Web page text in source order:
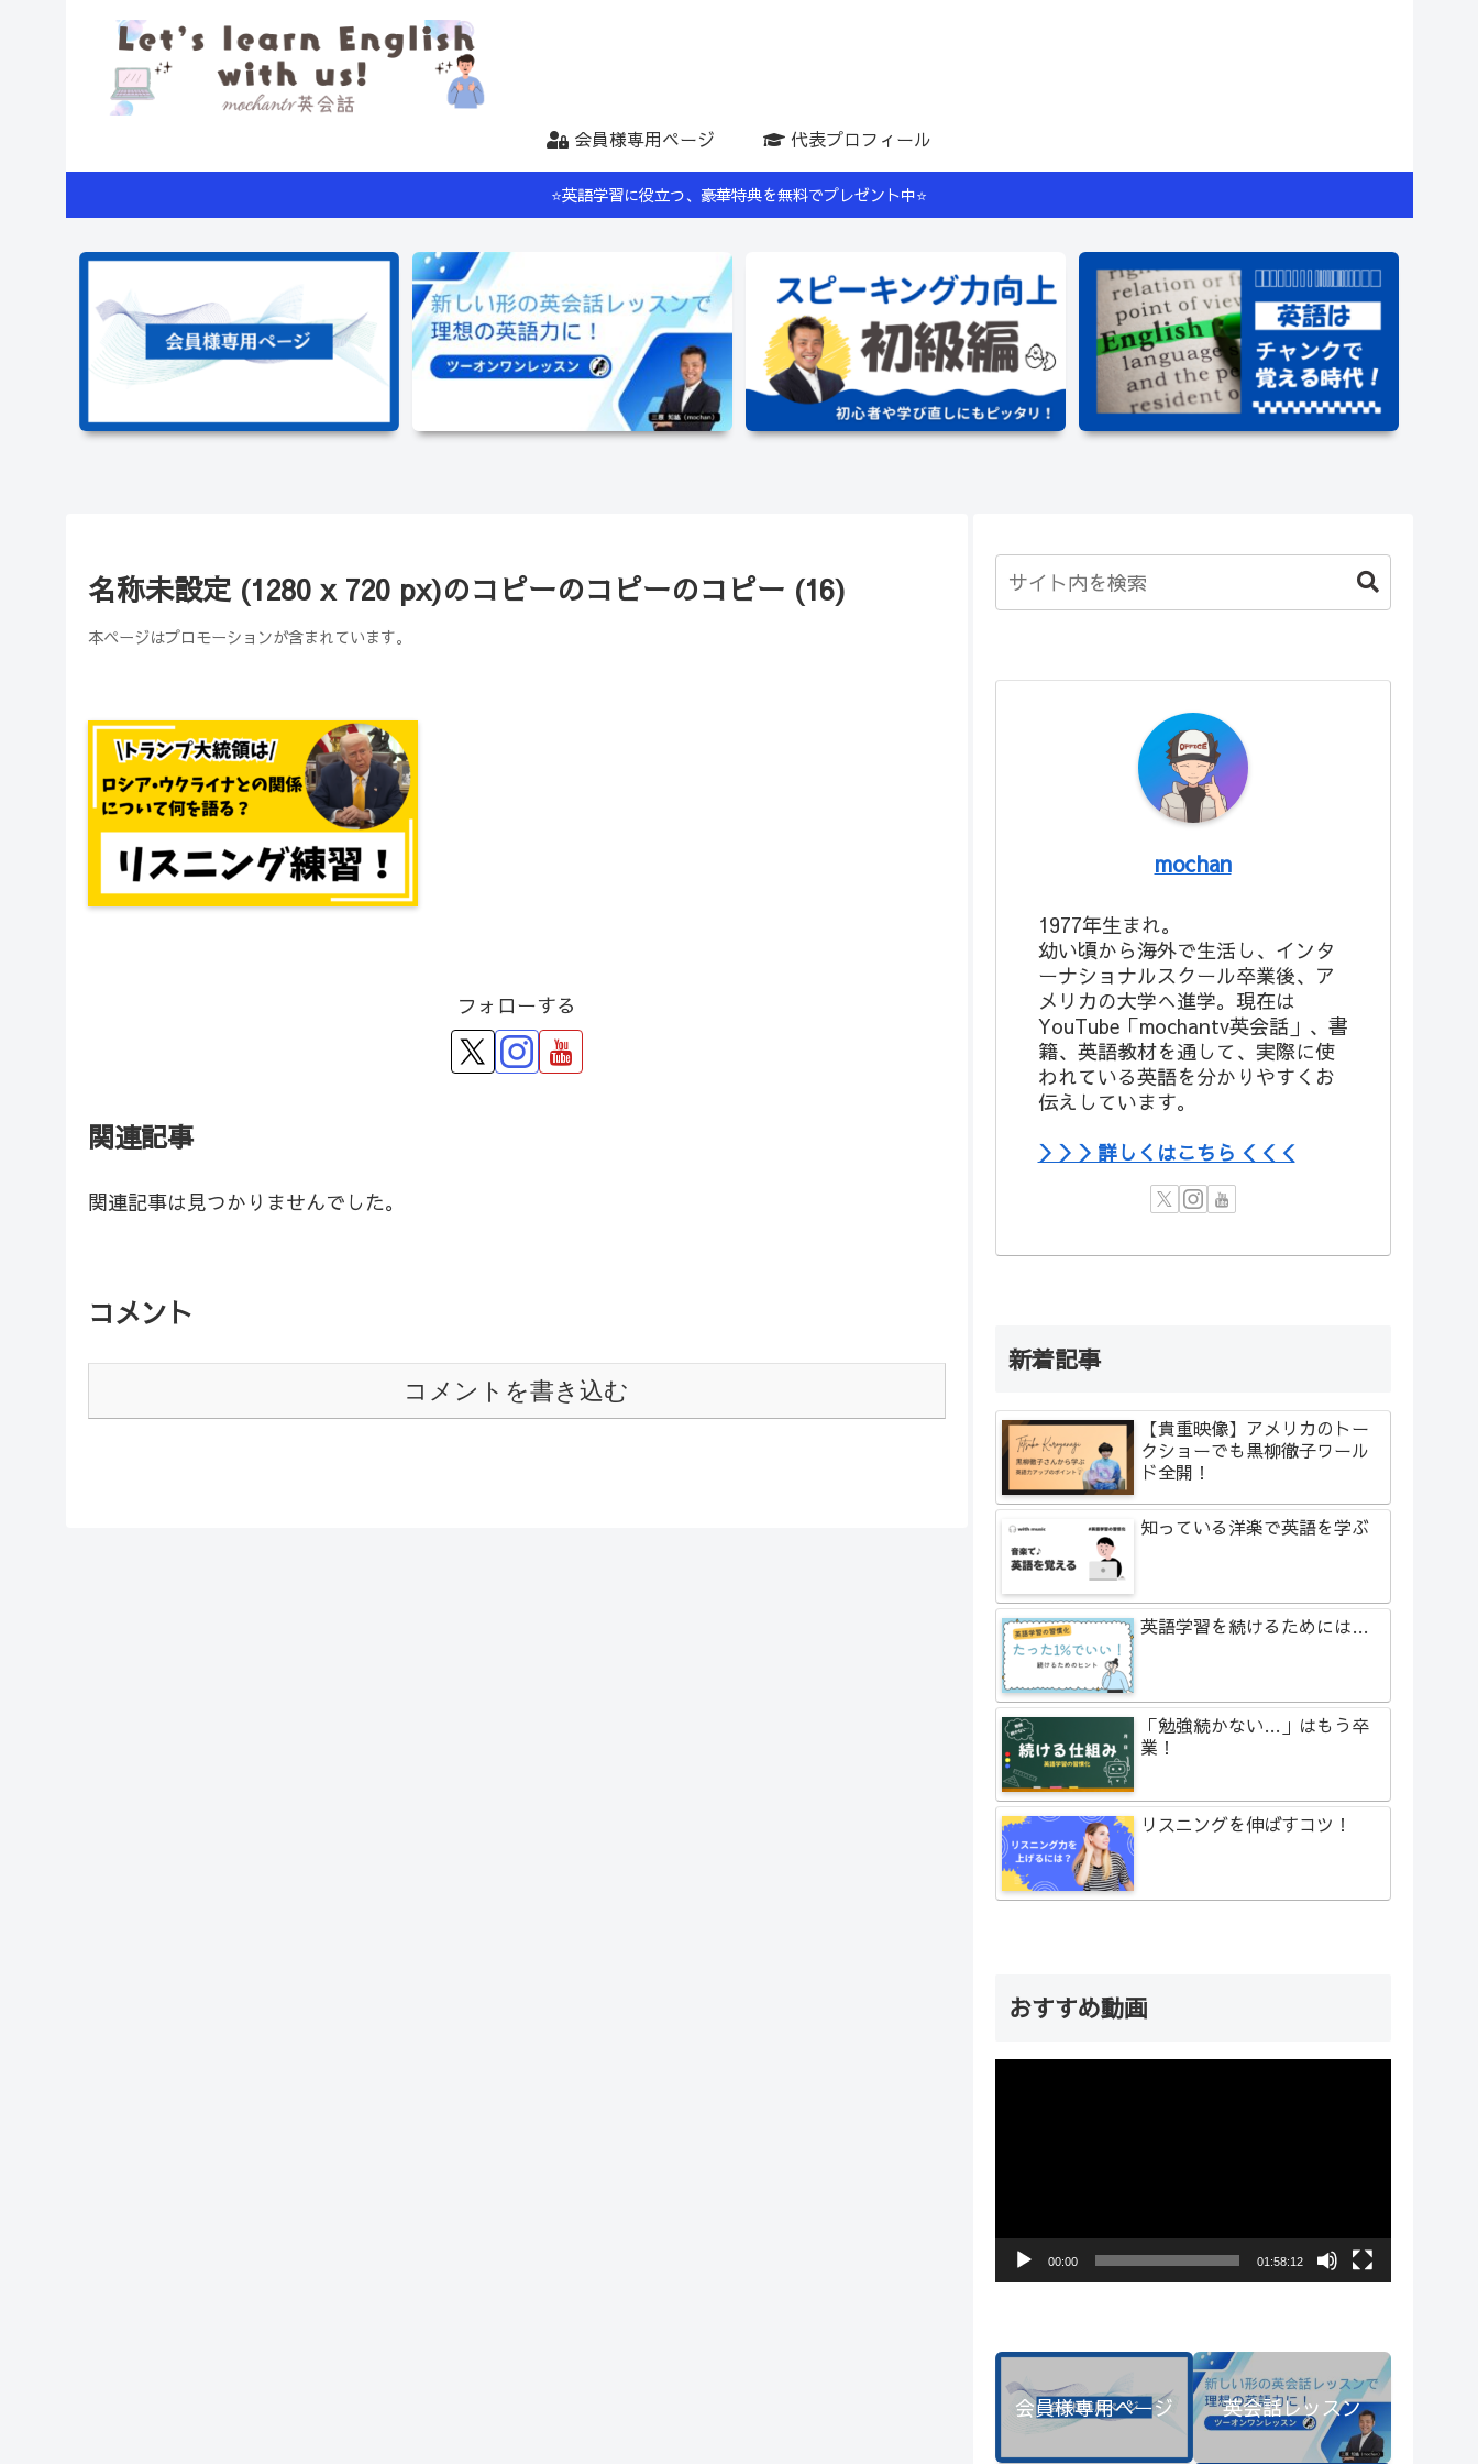
会員様専用ページ 代表プロフィール
⭐️英語学習に役立つ、豪華特典を無料でプレゼント中⭐️
名称未設定 (1280 x 720 px)のコピーのコピーのコピー (16)
本ページはプロモーションが含まれています。
フォローする
関連記事
関連記事は見つかりませんでした。
コメント
コメントを書き込む
mochan
1977年生まれ。
幼い頃から海外で生活し、インタ
ーナショナルスクール卒業後、ア
メリカの大学へ進学。現在は
YouTube「mochantv英会話」、書
籍、英語教材を通して、実際に使
われている英語を分かりやすくお
伝えしています。
＞＞＞詳しくはこちら＜＜＜
新着記事
【貴重映像】アメリカのトー
クショーでも黒柳徹子ワール
ド全開！
知っている洋楽で英語を学ぶ
英語学習を続けるためには…
「勉強続かない…」はもう卒
業！
リスニングを伸ばすコツ！
おすすめ動画
ー
00:00 01:58:12
会員様専用ページ 英会話レッスン